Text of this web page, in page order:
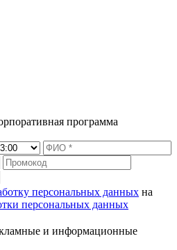
программа
персональных данных на
персональных данных
и информационные